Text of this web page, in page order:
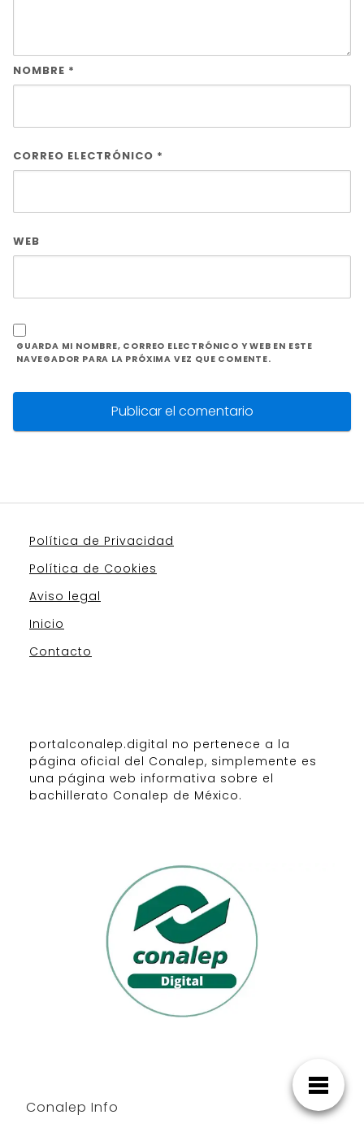
NOMBRE *
CORREO ELECTRÓNICO *
WEB
GUARDA MI NOMBRE, CORREO ELECTRÓNICO Y WEB EN ESTE
NAVEGADOR PARA LA PRÓXIMA VEZ QUE COMENTE.
Política de Privacidad
Política de Cookies
Aviso legal
Inicio
Contacto
portalconalep.digital no pertenece a la
página oficial del Conalep, simplemente es
una página web informativa sobre el
bachillerato Conalep de México.
Conalep Info